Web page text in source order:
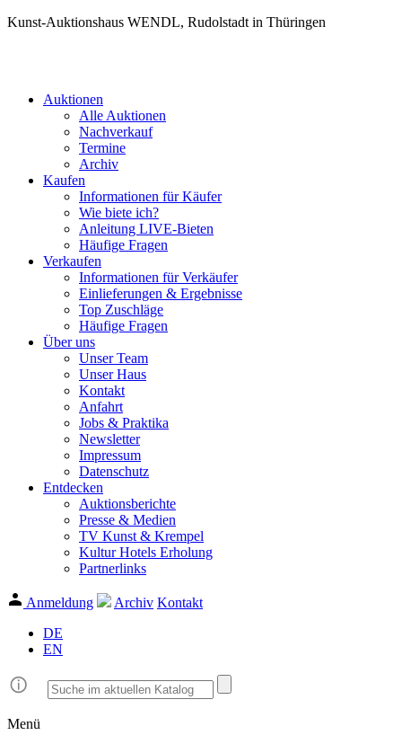
Kunst-Auktionshaus WENDL, Rudolstadt in Thüringen
Auktionen
Alle Auktionen
Nachverkauf
Termine
Archiv
Kaufen
Informationen für Käufer
Wie biete ich?
Anleitung LIVE-Bieten
Häufige Fragen
Verkaufen
Informationen für Verkäufer
Einlieferungen & Ergebnisse
Top Zuschläge
Häufige Fragen
Über uns
Unser Team
Unser Haus
Kontakt
Anfahrt
Jobs & Praktika
Newsletter
Impressum
Datenschutz
Entdecken
Auktionsberichte
Presse & Medien
TV Kunst & Krempel
Kultur Hotels Erholung
Partnerlinks
Anmeldung Archiv Kontakt
DE
EN
Menü